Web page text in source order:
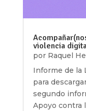
violencia
por Raquel
Informe de la
para
segundo
Apoyo contra